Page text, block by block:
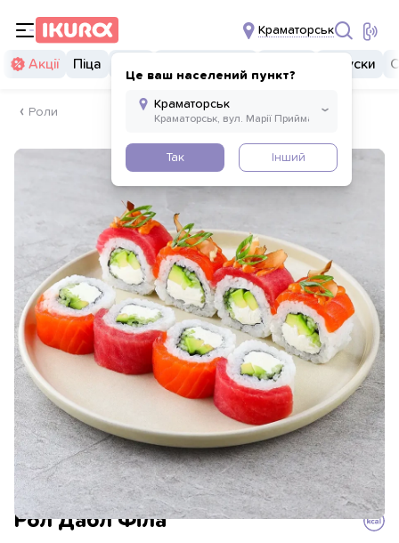
Краматорськ
Це ваш населений пункт?
Так Інший
Акції Піца Закуски
Роли
Рол Дабл Філа